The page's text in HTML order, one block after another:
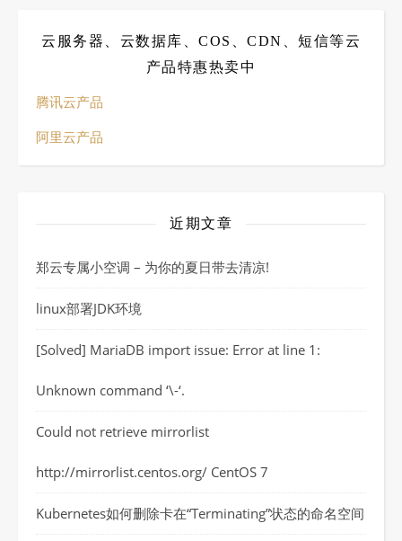
云服务器、云数据库、COS、CDN、短信等云
产品特惠热卖中
腾讯云产品
阿里云产品
近期文章
郑云专属小空调 – 为你的夏日带去清凉!
linux部署JDK环境
[Solved] MariaDB import issue: Error at line 1:
Unknown command ‘\-‘.
Could not retrieve mirrorlist
http://mirrorlist.centos.org/ CentOS 7
Kubernetes如何删除卡在“Terminating”状态的命名空间